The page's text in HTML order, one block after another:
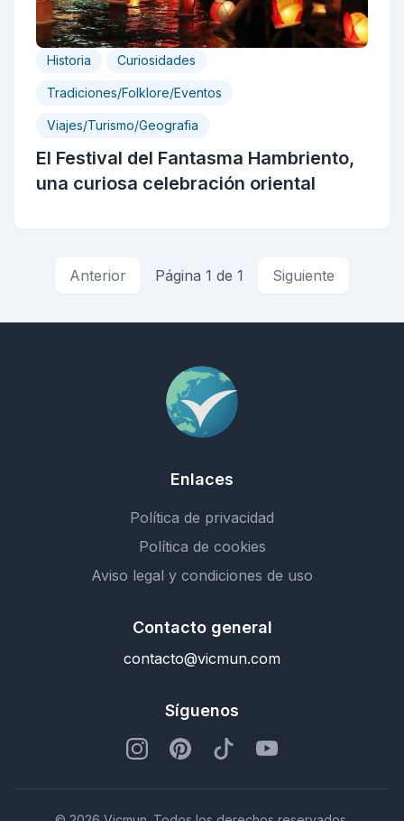
Historia Curiosidades
Tradiciones/Folklore/Eventos
Viajes/Turismo/Geografia
El Festival del Fantasma Hambriento,
una curiosa celebración oriental
Anterior Página 1 de 1 Siguiente
Enlaces
Política de privacidad
Política de cookies
Aviso legal y condiciones de uso
Contacto general
contacto@vicmun.com
Síguenos